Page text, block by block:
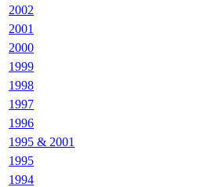
2002
2001
2000
1999
1998
1997
1996
1995 & 2001
1995
1994